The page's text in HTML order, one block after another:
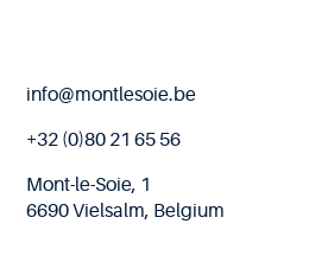
Fin
page
info@montlesoie.be
+32 (0)80 21 65 56
Mont-le-Soie, 1
6690 Vielsalm, Belgium